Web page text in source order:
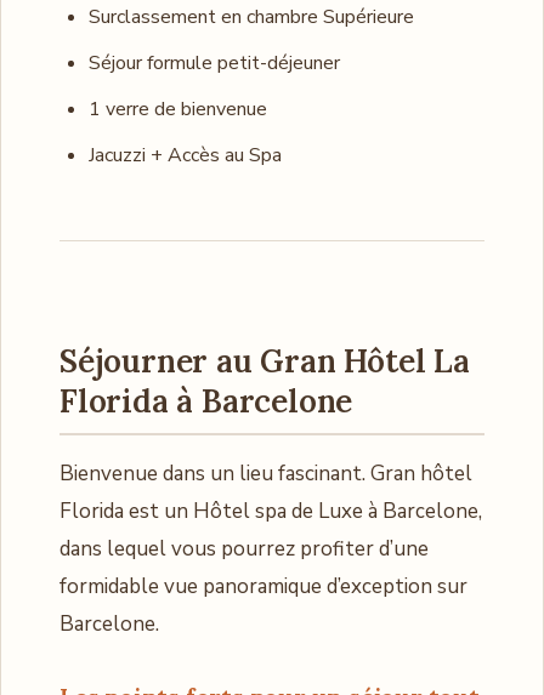
Surclassement en chambre Supérieure
Séjour formule petit-déjeuner
1 verre de bienvenue
Jacuzzi + Accès au Spa
Séjourner au Gran Hôtel La
Florida à Barcelone
Bienvenue dans un lieu fascinant. Gran hôtel
Florida est un Hôtel spa de Luxe à Barcelone,
dans lequel vous pourrez profiter d’une
formidable vue panoramique d’exception sur
Barcelone.